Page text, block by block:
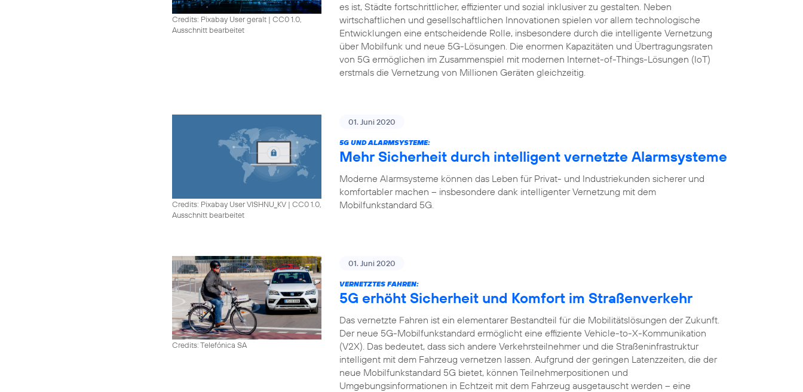
Credits: Pixabay User geralt | CC0 1.0,
Ausschnitt bearbeitet
es ist, Städte fortschrittlicher, effizienter und sozial inklusiver zu gestalten. Neben
wirtschaftlichen und gesellschaftlichen Innovationen spielen vor allem technologische
Entwicklungen eine entscheidende Rolle, insbesondere durch die intelligente Vernetzung
über Mobilfunk und neue 5G-Lösungen. Die enormen Kapazitäten und Übertragungsraten
von 5G ermöglichen im Zusammenspiel mit modernen Internet-of-Things-Lösungen (IoT)
erstmals die Vernetzung von Millionen Geräten gleichzeitig.
Credits: Pixabay User VISHNU_KV | CC0 1.0,
Ausschnitt bearbeitet
01. Juni 2020
5G UND ALARMSYSTEME:
Mehr Sicherheit durch intelligent vernetzte Alarmsysteme
Moderne Alarmsysteme können das Leben für Privat- und Industriekunden sicherer und
komfortabler machen – insbesondere dank intelligenter Vernetzung mit dem
Mobilfunkstandard 5G.
Credits: Telefónica SA
01. Juni 2020
VERNETZTES FAHREN:
5G erhöht Sicherheit und Komfort im Straßenverkehr
Das vernetzte Fahren ist ein elementarer Bestandteil für die Mobilitätslösungen der Zukunft.
Der neue 5G-Mobilfunkstandard ermöglicht eine effiziente Vehicle-to-X-Kommunikation
(V2X). Das bedeutet, dass sich andere Verkehrsteilnehmer und die Straßeninfrastruktur
intelligent mit dem Fahrzeug vernetzen lassen. Aufgrund der geringen Latenzzeiten, die der
neue Mobilfunkstandard 5G bietet, können Teilnehmerpositionen und
Umgebungsinformationen in Echtzeit mit dem Fahrzeug ausgetauscht werden – eine